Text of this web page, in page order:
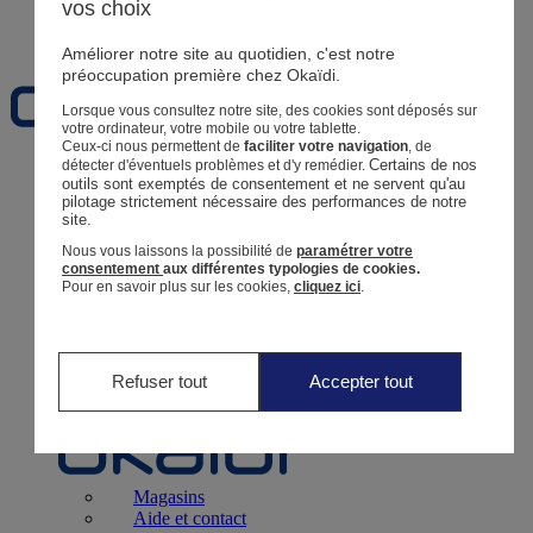
Naissance0 - 12 mois
Magasins
Retour
Bébé Fille3 mois - 5 ans
Magasins
Aide et contact
vos choix
Améliorer notre site au quotidien, c'est notre
préoccupation première chez Okaïdi.
Lorsque vous consultez notre site, des cookies sont déposés sur
votre ordinateur, votre mobile ou votre tablette.
Ceux-ci nous permettent defaciliter votre navigation , de
détecter d'éventuels problèmes et d'y remédier.Certains de nos
outils sont exemptés de consentement et ne servent qu'au
pilotage strictement nécessaire des performances de notre
site.
Nous vous laissons la possibilité deparamétrer votre
consentementaux différentes typologies de cookies.
Pour en savoir plus sur les cookies,cliquez ici
Refuser tout Accepter tout